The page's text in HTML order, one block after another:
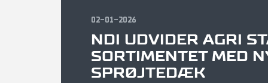
02-01-2026
NDI UDVIDER AGRI
SORTIMENTET MED
SPRØJTEDÆK